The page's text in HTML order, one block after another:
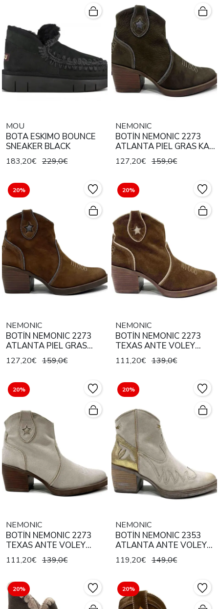
MOU
BOTA ESKIMO BOUNCE
SNEAKER BLACK
183,20€ 229,0€
NEMONIC
BOTÍN NEMONIC 2273
ATLANTA PIEL GRAS KAKI
DENIM GRIS
127,20€ 159,0€
20%
NEMONIC
BOTÍN NEMONIC 2273
ATLANTA PIEL GRAS
TABACO DENIM GRIS
127,20€ 159,0€
20%
NEMONIC
BOTÍN NEMONIC 2273
TEXAS ANTE VOLEY
TABACO
111,20€ 139,0€
20%
NEMONIC
BOTÍN NEMONIC 2273
TEXAS ANTE VOLEY
ARTICO
111,20€ 139,0€
20%
NEMONIC
BOTÍN NEMONIC 2353
ATLANTA ANTE VOLEY
ARTICO / PLATINO
119,20€ 149,0€
20% 20%